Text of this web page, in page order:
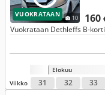
VUOKRATAAN 10 160
Elokuu
Viikko
31 32 33